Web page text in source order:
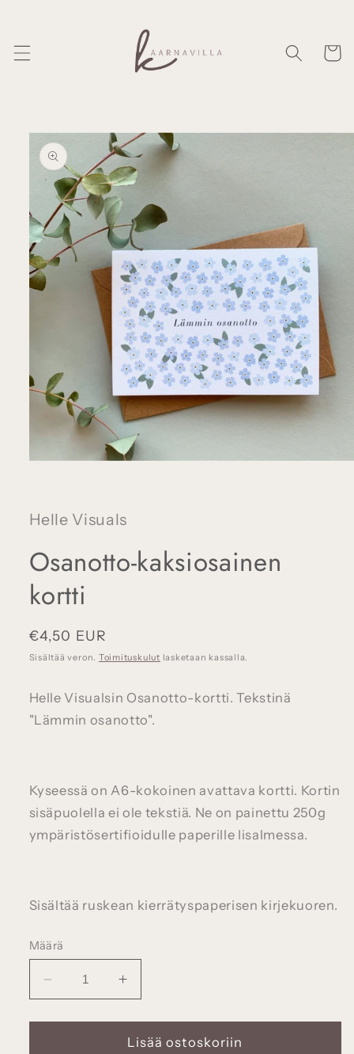
tuotetietoihin
ikkunassa
Helle Visuals
Osanotto-kaksiosainen
kortti
Normaalihinta
€4,50 EUR
Sisältää veron. Toimituskulut lasketaan kassalla.
Helle Visualsin Osanotto-kortti. Tekstinä
"Lämmin osanotto".
Kyseessä on A6-kokoinen avattava kortti. Kortin
sisäpuolella ei ole tekstiä. Ne on painettu 250g
ympäristösertifioidulle paperille Iisalmessa.
Sisältää ruskean kierrätyspaperisen kirjekuoren.
Määrä
Vähennä
tuotteen
Osanotto-
kaksiosainen
Lisää
tuotteen
Osanotto-
kaksiosainen
Lisää ostoskoriin